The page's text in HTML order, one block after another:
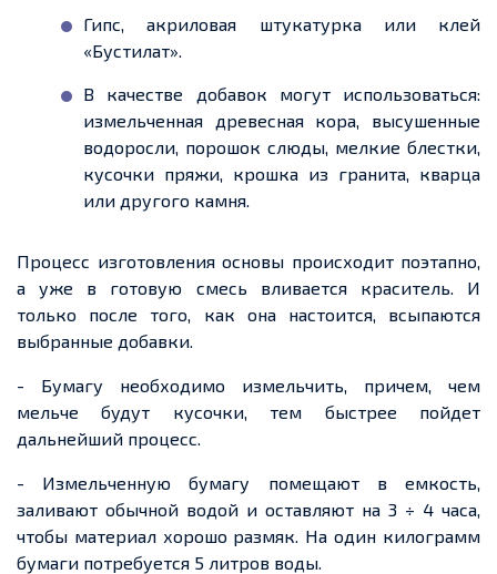
Гипс, акриловая штукатурка или клей
«Бустилат».
В качестве добавок могут использоваться:
измельченная древесная кора, высушенные
водоросли, порошок слюды, мелкие блестки,
кусочки пряжи, крошка из гранита, кварца
или другого камня.
Процесс изготовления основы происходит поэтапно,
а уже в готовую смесь вливается краситель. И
только после того, как она настоится, всыпаются
выбранные добавки.
- Бумагу необходимо измельчить, причем, чем
мельче будут кусочки, тем быстрее пойдет
дальнейший процесс.
- Измельченную бумагу помещают вемкость,
заливают обычной водой и оставляют на 3 ÷ 4 часа,
чтобы материал хорошо размяк. На один килограмм
бумаги потребуется 5 литров воды.